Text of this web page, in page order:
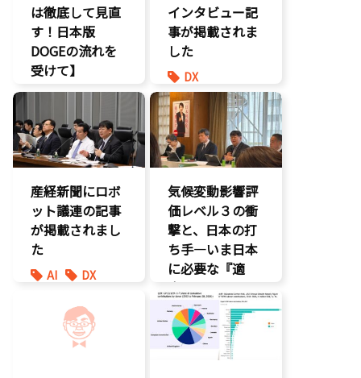
は徹底して見直
す！日本版
DOGEの流れを
受けて】
環境部会
経済政策
インタビュー記
事が掲載されま
した
DX
報道記事
環境部会
防災
産経新聞にロボ
ット議連の記事
が掲載されまし
た
AI
DX
製造業
気候変動影響評
価レベル３の衝
撃と、日本の打
ち手―いま日本
に必要な『適
応』とは
環境部会